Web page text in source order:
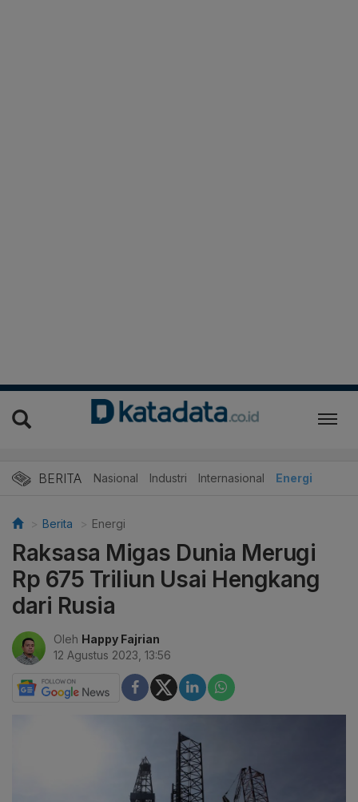
BERITA Nasional Industri Internasional Energi
Berita Energi
Raksasa Migas Dunia Merugi
Rp 675 Triliun Usai Hengkang
dari Rusia
Oleh Happy Fajrian
12 Agustus 2023, 13:56